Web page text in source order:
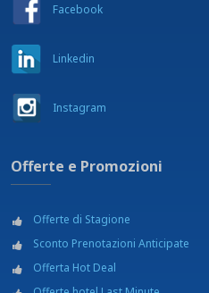
Facebook
Linkedin
Instagram
Offerte e Promozioni
Offerte di Stagione
Sconto Prenotazioni Anticipate
Offerta Hot Deal